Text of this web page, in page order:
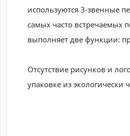
используются 3-звенные
самых часто встречаемых
выполняет две функции:
Отсутствие рисунков и
упаковке из экологически